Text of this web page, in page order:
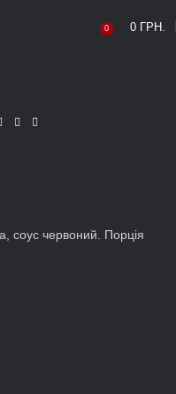
0 0 ГРН.
соус червоний. Порція